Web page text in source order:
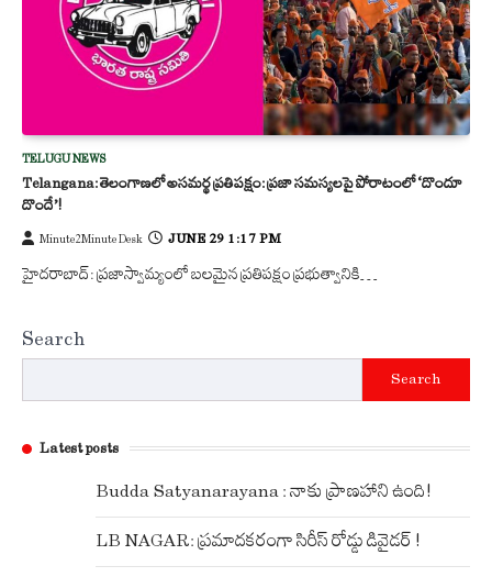
TELUGU NEWS
Telangana: తెలంగాణలో అసమర్థ ప్రతిపక్షం: ప్రజా సమస్యలపై పోరాటంలో ‘దొందూ
దొందే’!
Minute2Minute Desk JUNE 29 1:17 PM
హైదరాబాద్: ప్రజాస్వామ్యంలో బలమైన ప్రతిపక్షం ప్రభుత్వానికి…
Search
Search
Latest posts
Budda Satyanarayana : నాకు ప్రాణహాని ఉంది!
LB NAGAR: ప్రమాదకరంగా సిరీస్ రోడ్డు డివైడర్ !